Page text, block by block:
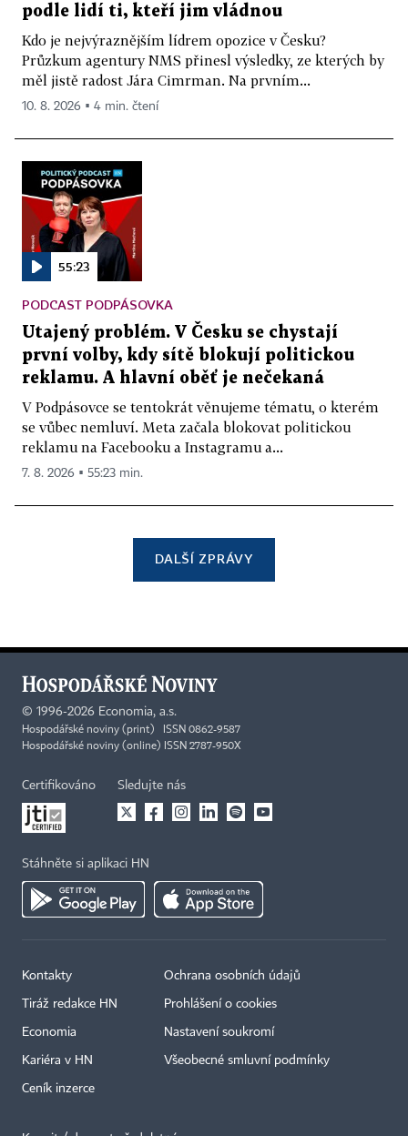
podle lidí ti, kteří jim vládnou
Kdo je nejvýraznějším lídrem opozice v Česku?
Průzkum agentury NMS přinesl výsledky, ze kterých by
měl jistě radost Jára Cimrman. Na prvním...
10. 8. 2026 ▪ 4 min. čtení
55:23
PODCAST PODPÁSOVKA
Utajený problém. V Česku se chystají
první volby, kdy sítě blokují politickou
reklamu. A hlavní oběť je nečekaná
V Podpásovce se tentokrát věnujeme tématu, o kterém
se vůbec nemluví. Meta začala blokovat politickou
reklamu na Facebooku a Instagramu a...
7. 8. 2026 ▪ 55:23 min.
DALŠÍ ZPRÁVY
© 1996-2026 Economia, a.s.
Hospodářské noviny (print) ISSN 0862-9587
Hospodářské noviny (online) ISSN 2787-950X
Certifikováno Sledujte nás
Stáhněte si aplikaci HN
Kontakty
Tiráž redakce HN
Economia
Kariéra v HN
Ceník inzerce
Ochrana osobních údajů
Prohlášení o cookies
Nastavení soukromí
Všeobecné smluvní podmínky